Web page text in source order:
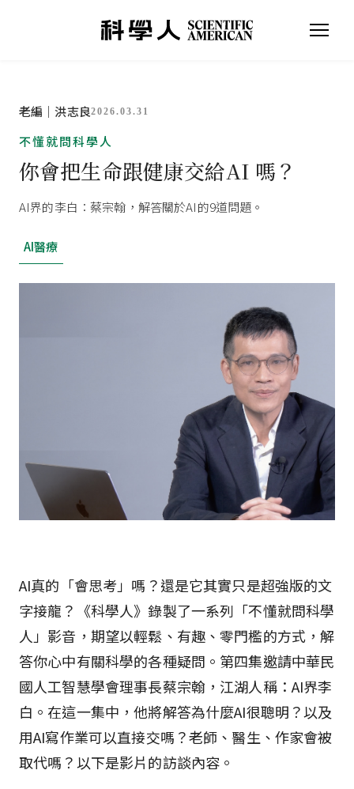
老編｜洪志良2026.03.31
不懂就問科學人
你會把生命跟健康交給AI 嗎？
AI界的李白：蔡宗翰，解答關於AI的9道問題。
AI醫療
AI真的「會思考」嗎？還是它其實只是超強版的文
字接龍？《科學人》錄製了一系列「不懂就問科學
人」影音，期望以輕鬆、有趣、零門檻的方式，解
答你心中有關科學的各種疑問。第四集邀請中華民
國人工智慧學會理事長蔡宗翰，江湖人稱：AI界李
白。在這一集中，他將解答為什麼AI很聰明？以及
用AI寫作業可以直接交嗎？老師、醫生、作家會被
取代嗎？以下是影片的訪談內容。